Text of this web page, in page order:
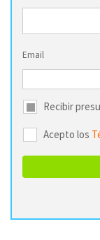
Email
Recibir
Acepto los